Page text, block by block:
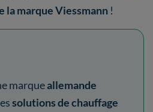
la marque Viessmann !
marqueallemande
solutions de chauffage